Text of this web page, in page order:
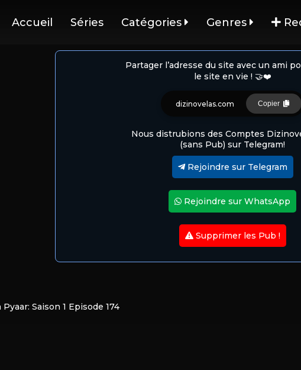
Accueil Séries Catégories Genres
Partager l’adresse du site avec un ami
le site en vie ! 🤝❤️
dizinovelas.com Copier
Nous distrubions des Comptes
(sans Pub) sur Telegram!
Rejoindre sur Telegram
Rejoindre sur WhatsApp
Supprimer les Pub !
Saison 1 Episode 174